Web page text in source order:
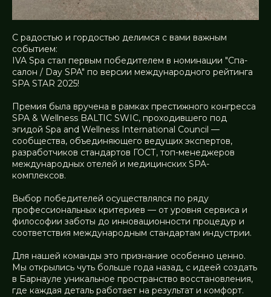
С радостью и гордостью делимся с вами важным
событием:
IVA Spa стал первым победителем в номинации "Спа-
салон / Day SPA" по версии международного рейтинга
SPA STAR 2025!
Премия была вручена в рамках престижного конгресса
SPA & Wellness BALTIC SWIC, проходившего под
эгидой Spa and Wellness International Council —
сообщества, объединяющего ведущих экспертов,
разработчиков стандартов ГОСТ, топ-менеджеров
международных отелей и медицинских SPA-
комплексов.
Выбор победителей осуществлялся по ряду
профессиональных критериев — от уровня сервиса и
философии заботы до инновационности процедур и
соответствия международным стандартам индустрии.
Для нашей команды это признание особенно ценно.
Мы открылись чуть больше года назад, с идеей создать
в Барнауле уникальное пространство восстановления,
где каждая деталь работает на результат и комфорт.